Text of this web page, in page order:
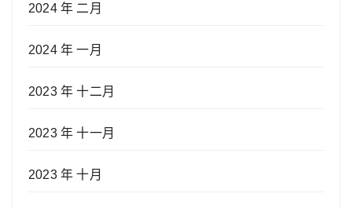
2024 年 二月
2024 年 一月
2023 年 十二月
2023 年 十一月
2023 年 十月